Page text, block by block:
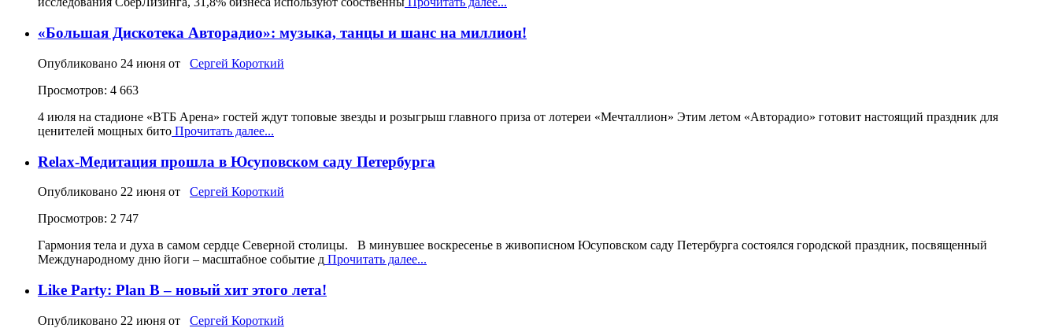
«Большая Дискотека Авторадио»: музыка, танцы и шанс на миллион!
Опубликовано 24 июня от Сергей Короткий
Просмотров: 4 663
4 июля на стадионе «ВТБ Арена» гостей ждут топовые звезды и розыгрыш главного приза от лотереи «Мечталлион» Этим летом «Авторадио» готовит настоящий праздник для
ценителей мощных бито Прочитать далее...
Relax-Медитация прошла в Юсуповском саду Петербурга
Опубликовано 22 июня от Сергей Короткий
Просмотров: 2 747
Гармония тела и духа в самом сердце Северной столицы. В минувшее воскресенье в живописном Юсуповском саду Петербурга состоялся городской праздник, посвященный
Международному дню йоги – масштабное событие д Прочитать далее...
Like Party: Plan B – новый хит этого лета!
Опубликовано 22 июня от Сергей Короткий